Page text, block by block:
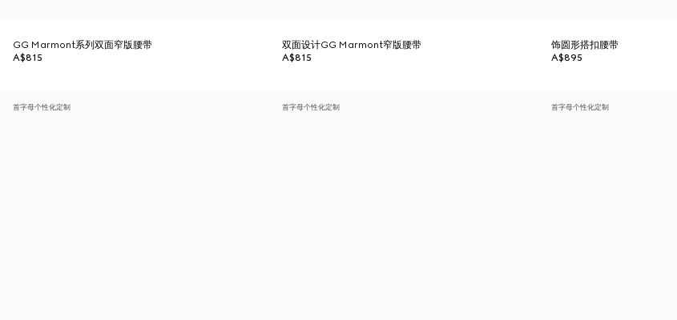
GG Marmont系列双面窄版腰带
A$815
双面设计GG Marmont窄版腰带
A$815
饰圆形搭扣腰带
A$895
首字母个性化定制 首字母个性化定制 首字母个性化定制